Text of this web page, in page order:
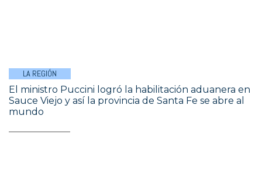
LA REGIÓN
El ministro Puccini logró la habilitación aduanera en
Sauce Viejo y así la provincia de Santa Fe se abre al
mundo